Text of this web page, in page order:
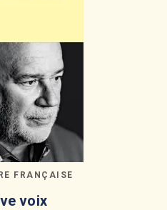
FRANÇAISE
voix